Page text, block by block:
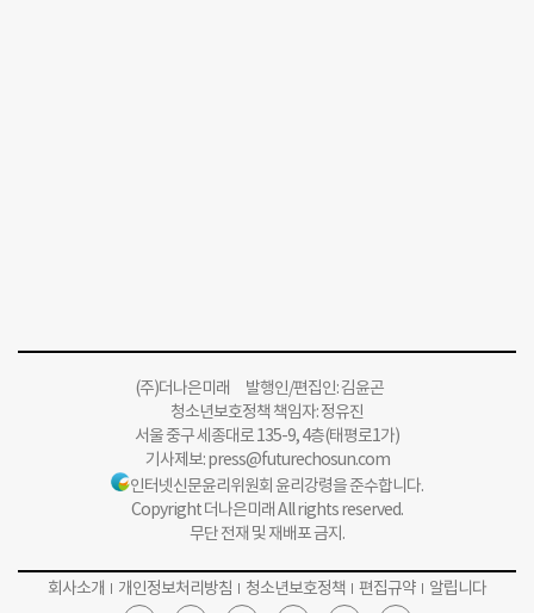
(주)더나은미래 발행인/편집인: 김윤곤
청소년보호정책 책임자: 정유진
서울 중구 세종대로 135-9, 4층(태평로1가)
기사제보:press@futurechosun.com
인터넷신문윤리위원회 윤리강령을 준수합니다.
Copyright 더나은미래 All rights reserved.
무단 전재 및 재배포 금지.
회사소개 개인정보처리방침 청소년보호정책 편집규약 알립니다